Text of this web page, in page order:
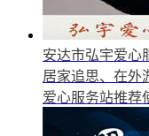
安达市弘宇爱心
居家追思、在外
爱心服务站推荐